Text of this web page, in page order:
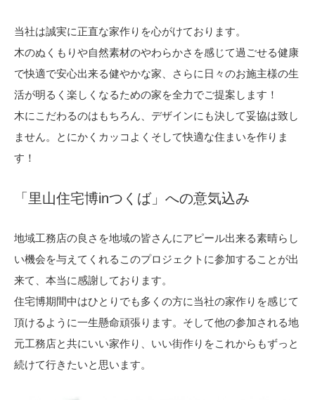
当社は誠実に正直な家作りを心がけております。
木のぬくもりや自然素材のやわらかさを感じて過ごせる健康
で快適で安心出来る健やかな家、さらに日々のお施主様の生
活が明るく楽しくなるための家を全力でご提案します！
木にこだわるのはもちろん、デザインにも決して妥協は致し
ません。とにかくカッコよくそして快適な住まいを作りま
す！
「里山住宅博inつくば」への意気込み
地域工務店の良さを地域の皆さんにアピール出来る素晴らし
い機会を与えてくれるこのプロジェクトに参加することが出
来て、本当に感謝しております。
住宅博期間中はひとりでも多くの方に当社の家作りを感じて
頂けるように一生懸命頑張ります。そして他の参加される地
元工務店と共にいい家作り、いい街作りをこれからもずっと
続けて行きたいと思います。